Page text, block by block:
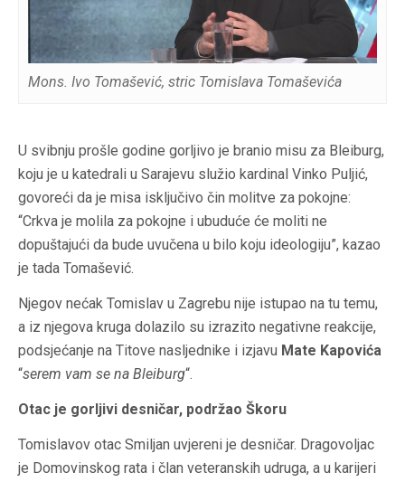
Mons. Ivo Tomašević, stric Tomislava Tomaševića
U svibnju prošle godine gorljivo je branio misu za Bleiburg,
koju je u katedrali u Sarajevu služio kardinal Vinko Puljić,
govoreći da je misa isključivo čin molitve za pokojne:
“Crkva je molila za pokojne i ubuduće će moliti ne
dopuštajući da bude uvučena u bilo koju ideologiju”, kazao
je tada Tomašević.
Njegov nećak Tomislav u Zagrebu nije istupao na tu temu,
a iz njegova kruga dolazilo su izrazito negativne reakcije,
podsjećanje na Titove nasljednike i izjavu Mate Kapovića
“serem vam se na Bleiburg“.
Otac je gorljivi desničar, podržao Škoru
Tomislavov otac Smiljan uvjereni je desničar. Dragovoljac
je Domovinskog rata i član veteranskih udruga, a u karijeri